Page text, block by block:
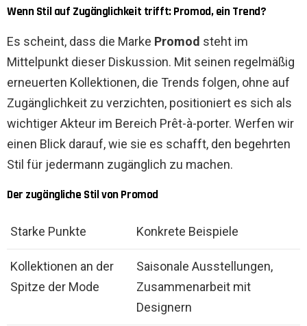
Wenn Stil auf Zugänglichkeit trifft: Promod, ein Trend?
Es scheint, dass die Marke Promod steht im
Mittelpunkt dieser Diskussion. Mit seinen regelmäßig
erneuerten Kollektionen, die Trends folgen, ohne auf
Zugänglichkeit zu verzichten, positioniert es sich als
wichtiger Akteur im Bereich Prêt-à-porter. Werfen wir
einen Blick darauf, wie sie es schafft, den begehrten
Stil für jedermann zugänglich zu machen.
Der zugängliche Stil von Promod
Starke Punkte Konkrete Beispiele
Kollektionen an der
Spitze der Mode
Saisonale Ausstellungen,
Zusammenarbeit mit
Designern